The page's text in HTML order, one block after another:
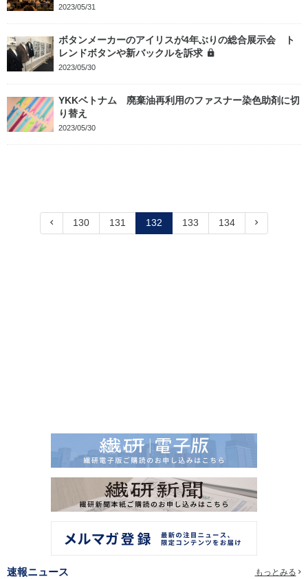
2023/05/31
ボタンメーカーのアイリスが4年ぶりの総合展示会 ト
レンドボタンや新バックルを訴求
2023/05/30
YKKベトナム 廃棄油再利用のファスナー染色助剤に切
り替え
2023/05/30
130 131 132 133 134
速報ニュース もっとみる